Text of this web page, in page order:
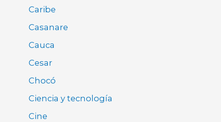
Caribe
Casanare
Cauca
Cesar
Chocó
Ciencia y tecnología
Cine